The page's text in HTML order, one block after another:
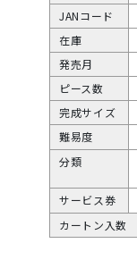
JANコード
在庫
発売月
ピース数
完成サイズ
難易度
分類
サービス券
カートン入数